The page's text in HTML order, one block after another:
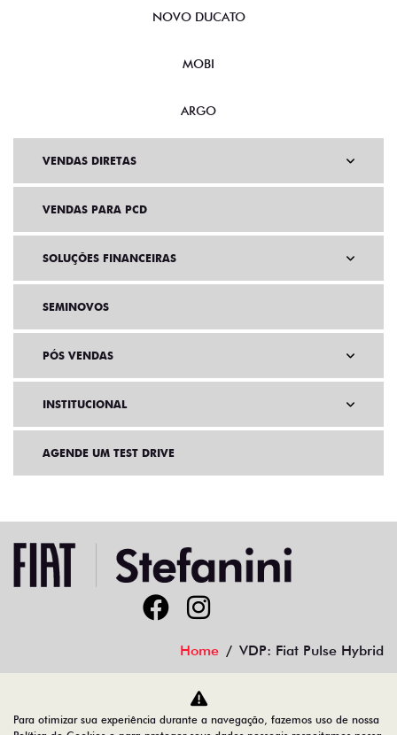
NOVO DUCATO
MOBI
ARGO
VENDAS DIRETAS
VENDAS PARA PCD
SOLUÇÕES FINANCEIRAS
SEMINOVOS
PÓS VENDAS
INSTITUCIONAL
AGENDE UM TEST DRIVE
Home VDP: Fiat Pulse Hybrid
Desacelere. Seu bem maior é a vida.
Para otimizar sua experiência durante a navegação, fazemos uso de nossa